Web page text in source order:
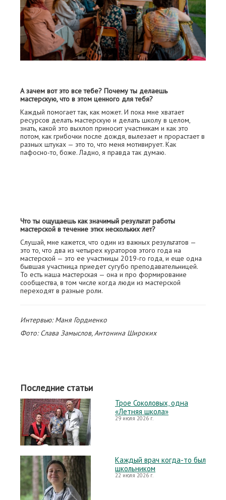
А зачем вот это все тебе? Почему ты делаешь
мастерскую, что в этом ценного для тебя?
Каждый помогает так, как может. И пока мне хватает
ресурсов делать мастерскую и делать школу в целом,
знать, какой это выхлоп приносит участникам и как это
потом, как грибочки после дождя, вылезает и прорастает в
разных штуках — это то, что меня мотивирует. Как
пафосно-то, боже. Ладно, я правда так думаю.
Что ты ощущаешь как значимый результат работы
мастерской в течение этих нескольких лет?
Слушай, мне кажется, что один из важных результатов —
это то, что два из четырех кураторов этого года на
мастерской — это ее участницы 2019-го года, и еще одна
бывшая участница приедет сугубо преподавательницей.
То есть наша мастерская — она и про формирование
сообщества, в том числе когда люди из мастерской
переходят в разные роли.
Интервью: Маня Гордиенко
Фото: Слава Замыслов, Антонина Широких
Последние статьи
Трое Соколовых, одна
«Летняя школа»
29 июля 2026 г.
Каждый врач когда-то был
школьником
22 июля 2026 г.